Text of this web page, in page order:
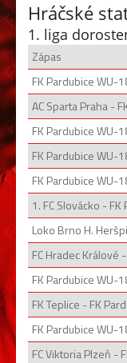
Hráčské
1. liga
Zápas
FK Pardubice WU-
AC Sparta Praha -
FK Pardubice WU-
FK Pardubice WU-
FK Pardubice WU-
1. FC Slovácko -
Loko Brno H.
FC Hradec Králové
FK Pardubice WU-
FK Teplice - FK
FK Pardubice WU-
FC Viktoria Plzeň -